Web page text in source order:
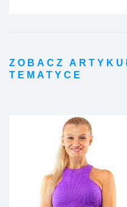
ZOBACZ
TEMATYCE